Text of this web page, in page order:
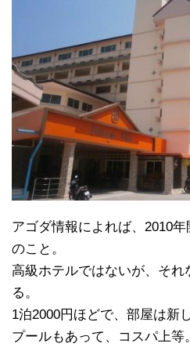
アゴダ情報によれば、2010
のこと。
高級ホテルではないが、そ
る。
1泊2000円ほどで、部屋は新
プールもあって、コスパ上等。